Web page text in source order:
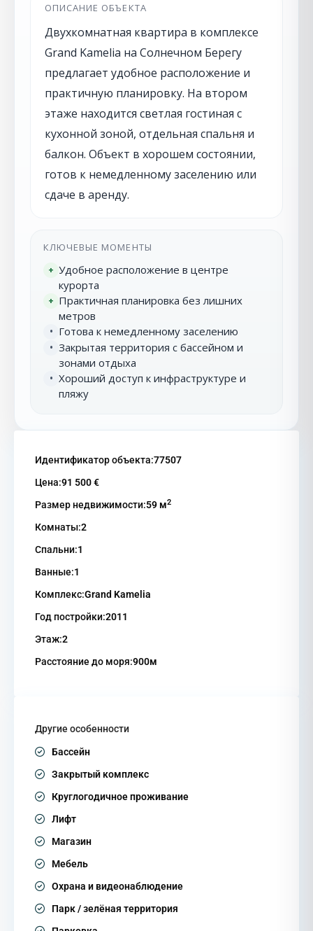
ОПИСАНИЕ ОБЪЕКТА
Двухкомнатная квартира в комплексе
Grand Kamelia на Солнечном Берегу
предлагает удобное расположение и
практичную планировку. На втором
этаже находится светлая гостиная с
кухонной зоной, отдельная спальня и
балкон. Объект в хорошем состоянии,
готов к немедленному заселению или
сдаче в аренду.
КЛЮЧЕВЫЕ МОМЕНТЫ
+ Удобное расположение в центре
курорта
+ Практичная планировка без лишних
метров
• Готова к немедленному заселению
• Закрытая территория с бассейном и
зонами отдыха
• Хороший доступ к инфраструктуре и
пляжу
Идентификатор объекта:77507
Цена:91 500 €
Размер недвижимости:59 м2
Комнаты:2
Спальни:1
Ванные:1
Комплекс:Grand Kamelia
Год постройки:2011
Этаж:2
Расстояние до моря:900м
Другие особенности
Бассейн
Закрытый комплекс
Круглогодичное проживание
Лифт
Магазин
Мебель
Охрана и видеонаблюдение
Парк / зелёная территория